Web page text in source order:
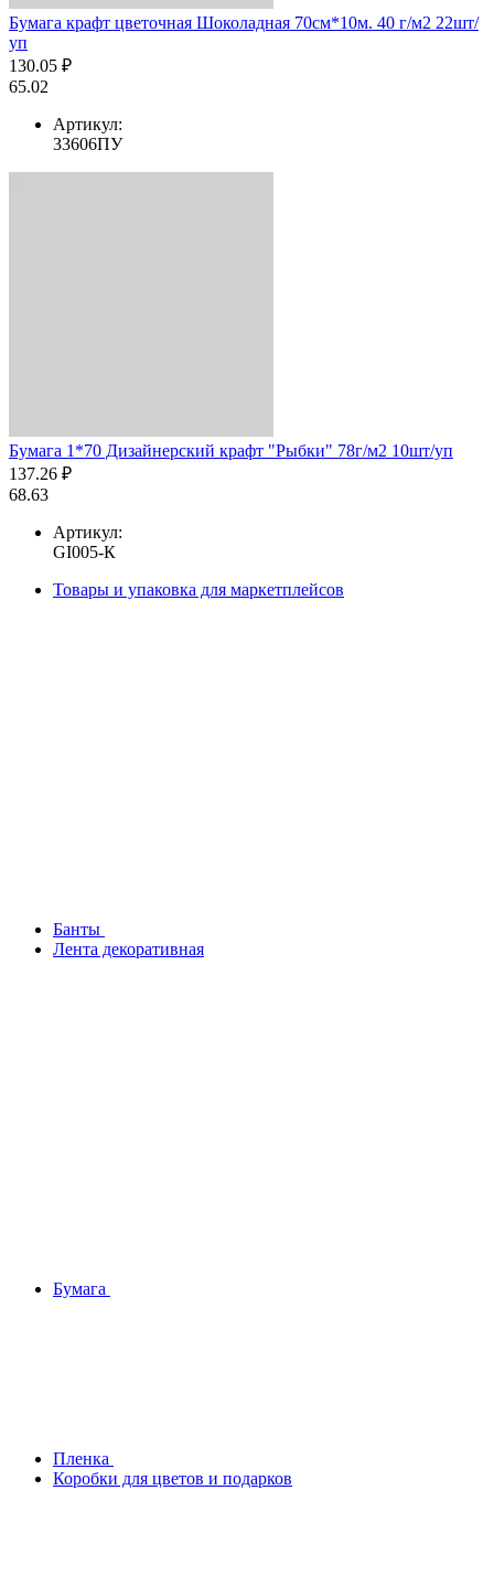
Бумага крафт цветочная Шоколадная 70см*10м. 40 г/м2 22шт/
уп
130.05 ₽
65.02
Артикул:
33606ПУ
Бумага 1*70 Дизайнерский крафт "Рыбки" 78г/м2 10шт/уп
137.26 ₽
68.63
Артикул:
GI005-К
Товары и упаковка для маркетплейсов
Банты
Лента декоративная
Бумага
Плeнка
Коробки для цветов и подарков